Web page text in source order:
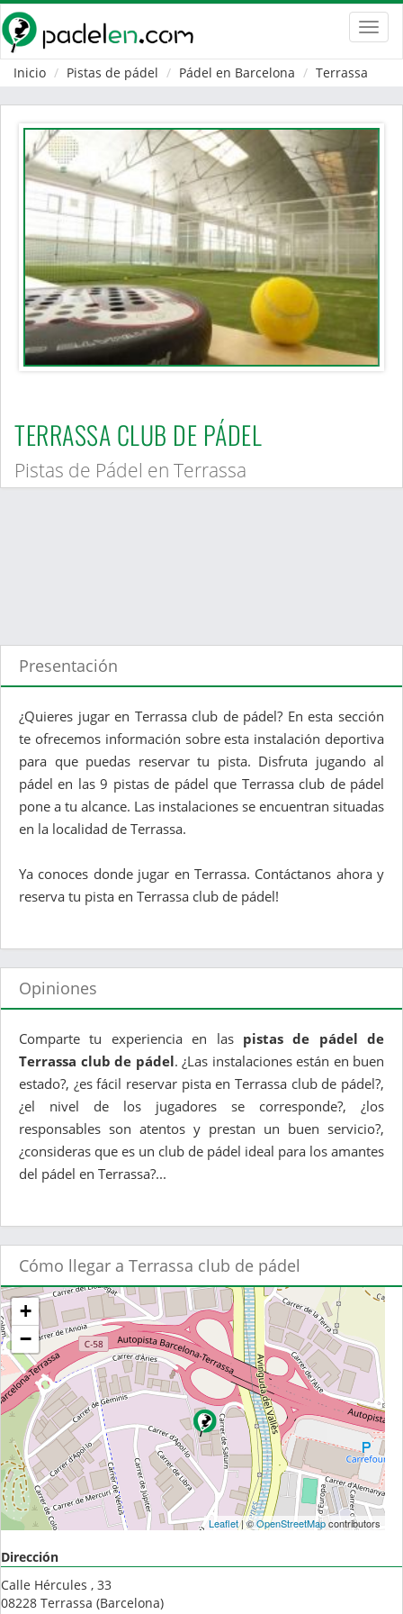
Inicio
Pistas de pádel Pádel en Barcelona Terrassa
TERRASSA CLUB DE PÁDEL
Pistas de Pádel en Terrassa
Presentación
¿Quieres jugar en Terrassa club de pádel? En esta sección
te ofrecemos información sobre esta instalación deportiva
para que puedas reservar tu pista. Disfruta jugando al
pádel en las 9 pistas de pádel que Terrassa club de pádel
pone a tu alcance. Las instalaciones se encuentran situadas
en la localidad de Terrassa.
Ya conoces donde jugar en Terrassa. Contáctanos ahora y
reserva tu pista en Terrassa club de pádel!
Opiniones
Comparte tu experiencia en las pistas de pádel de
Terrassa club de pádel. ¿Las instalaciones están en buen
estado?, ¿es fácil reservar pista en Terrassa club de pádel?,
¿el nivel de los jugadores se corresponde?, ¿los
responsables son atentos y prestan un buen servicio?,
¿consideras que es un club de pádel ideal para los amantes
del pádel en Terrassa?...
Cómo llegar a Terrassa club de pádel
+
−
Leaflet| ©OpenStreetMapcontributors
Dirección
Calle Hércules , 33
08228 Terrassa (Barcelona)